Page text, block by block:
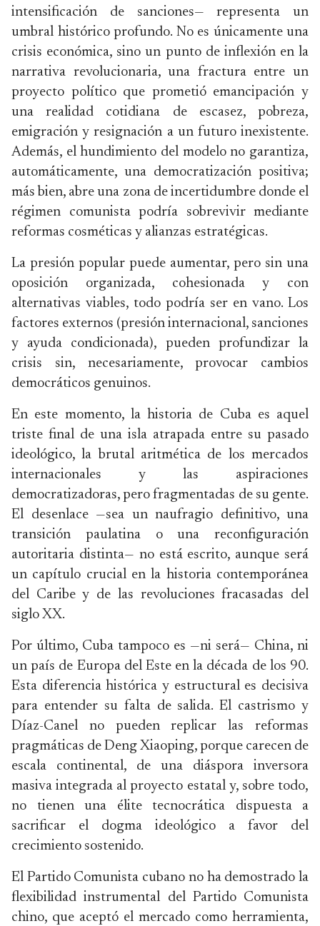
intensificación de sanciones— representa un
umbral histórico profundo. No es únicamente una
crisis económica, sino un punto de inflexión en la
narrativa revolucionaria, una fractura entre un
proyecto político que prometió emancipación y
una realidad cotidiana de escasez, pobreza,
emigración y resignación a un futuro inexistente.
Además, el hundimiento del modelo no garantiza,
automáticamente, una democratización positiva;
más bien, abre una zona de incertidumbre donde el
régimen comunista podría sobrevivir mediante
reformas cosméticas y alianzas estratégicas.
La presión popular puede aumentar, pero sin una
oposición organizada, cohesionada y con
alternativas viables, todo podría ser en vano. Los
factores externos (presión internacional, sanciones
y ayuda condicionada), pueden profundizar la
crisis sin, necesariamente, provocar cambios
democráticos genuinos.
En este momento, la historia de Cuba es aquel
triste final de una isla atrapada entre su pasado
ideológico, la brutal aritmética de los mercados
internacionales y las aspiraciones
democratizadoras, pero fragmentadas de su gente.
El desenlace —sea un naufragio definitivo, una
transición paulatina o una reconfiguración
autoritaria distinta— no está escrito, aunque será
un capítulo crucial en la historia contemporánea
del Caribe y de las revoluciones fracasadas del
siglo XX.
Por último, Cuba tampoco es —ni será— China, ni
un país de Europa del Este en la década de los 90.
Esta diferencia histórica y estructural es decisiva
para entender su falta de salida. El castrismo y
Díaz-Canel no pueden replicar las reformas
pragmáticas de Deng Xiaoping, porque carecen de
escala continental, de una diáspora inversora
masiva integrada al proyecto estatal y, sobre todo,
no tienen una élite tecnocrática dispuesta a
sacrificar el dogma ideológico a favor del
crecimiento sostenido.
El Partido Comunista cubano no ha demostrado la
flexibilidad instrumental del Partido Comunista
chino, que aceptó el mercado como herramienta,